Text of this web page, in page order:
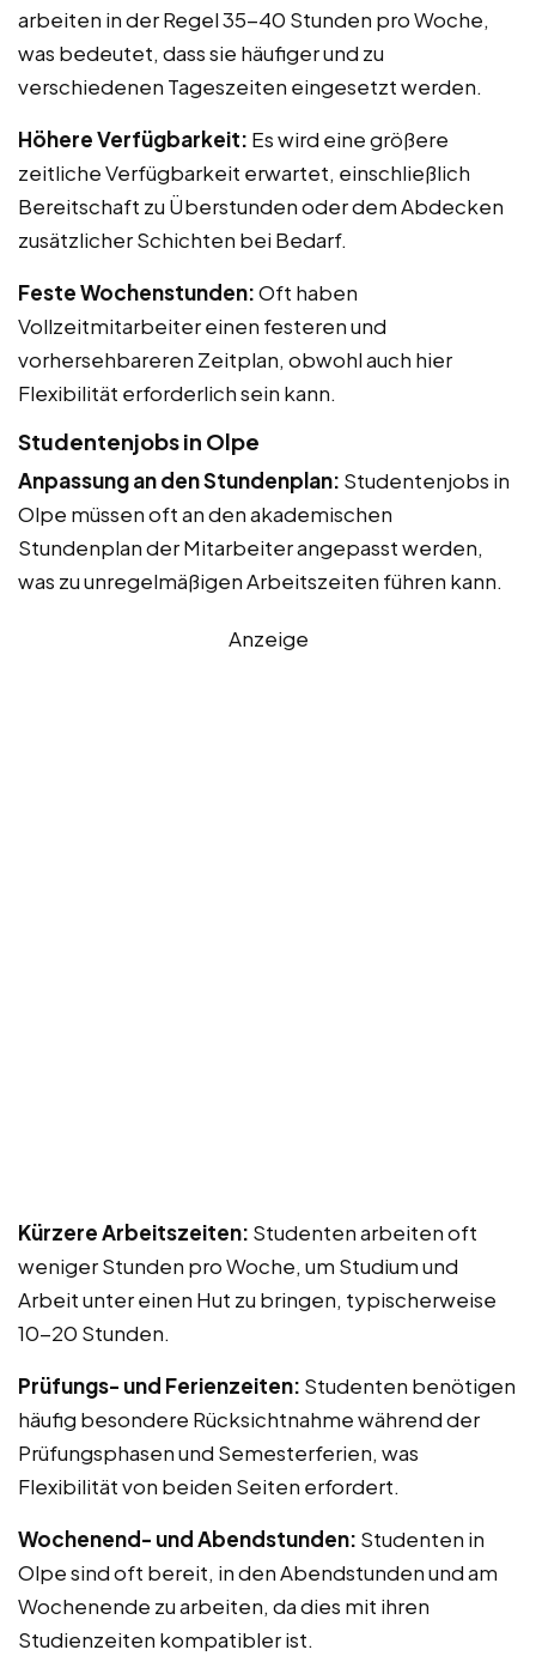
arbeiten in der Regel 35-40 Stunden pro Woche,
was bedeutet, dass sie häufiger und zu
verschiedenen Tageszeiten eingesetzt werden.
Höhere Verfügbarkeit: Es wird eine größere
zeitliche Verfügbarkeit erwartet, einschließlich
Bereitschaft zu Überstunden oder dem Abdecken
zusätzlicher Schichten bei Bedarf.
Feste Wochenstunden:Oft haben
Vollzeitmitarbeiter einen festeren und
vorhersehbareren Zeitplan, obwohl auch hier
Flexibilität erforderlich sein kann.
Studentenjobs in Olpe
Anpassung an den Stundenplan: Studentenjobs in
Olpe müssen oft an den akademischen
Stundenplan der Mitarbeiter angepasst werden,
was zu unregelmäßigen Arbeitszeiten führen kann.
Anzeige
Kürzere Arbeitszeiten: Studenten arbeiten oft
weniger Stunden pro Woche, um Studium und
Arbeit unter einen Hut zu bringen, typischerweise
10-20 Stunden.
Prüfungs- und Ferienzeiten: Studenten benötigen
häufig besondere Rücksichtnahme während der
Prüfungsphasen und Semesterferien, was
Flexibilität von beiden Seiten erfordert.
Wochenend- und Abendstunden: Studenten in
Olpe sind oft bereit, in den Abendstunden und am
Wochenende zu arbeiten, da dies mit ihren
Studienzeiten kompatibler ist.